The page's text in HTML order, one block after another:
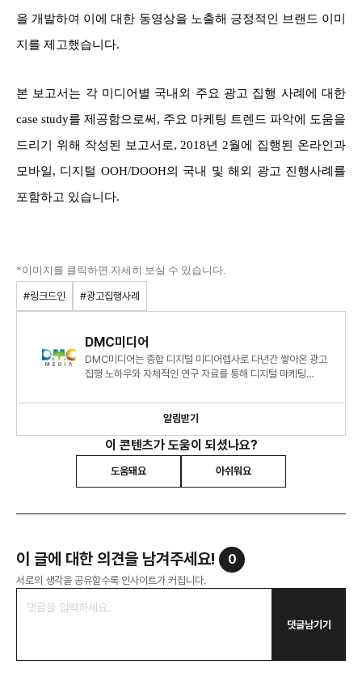
을 개발하여 이에 대한 동영상을 노출해 긍정적인 브랜드 이미
지를 제고했습니다.
본 보고서는 각 미디어별 국내외 주요 광고 집행 사례에 대한
case study를 제공함으로써, 주요 마케팅 트렌드 파악에 도움을
드리기 위해 작성된 보고서로, 2018년 2월에 집행된 온라인과
모바일, 디지털 OOH/DOOH의 국내 및 해외 광고 진행사례를
포함하고 있습니다.
*이미지를 클릭하면 자세히 보실 수 있습니다.
#링크드인 #광고집행사례
DMC미디어
DMC미디어는 종합 디지털 미디어렙사로 다년간 쌓아온 광고
집행 노하우와 자체적인 연구 자료를 통해 디지털 마케팅
알림받기
이 콘텐츠가 도움이 되셨나요?
도움돼요 아쉬워요
이 글에 대한 의견을 남겨주세요! 0
서로의 생각을 공유할수록 인사이트가 커집니다.
댓글남기기